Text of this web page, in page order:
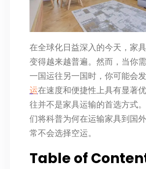
在全球化日益深入的今天，家
变得越来越普遍。然而，当你
一国运往另一国时，你可能会
运在速度和便捷性上具有显著
往并不是家具运输的首选方式
们将科普为何在运输家具到国
常不会选择空运。
Table of